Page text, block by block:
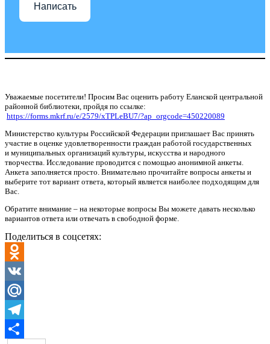
Написать
Уважаемые посетители! Просим Вас оценить работу Еланской центральной
районной библиотеки, пройдя по ссылке:
https://forms.mkrf.ru/e/2579/xTPLeBU7/?ap_orgcode=450220089
Министерство культуры Российской Федерации приглашает Вас принять
участие в оценке удовлетворенности граждан работой государственных
и муниципальных организаций культуры, искусства и народного
творчества. Исследование проводится с помощью анонимной анкеты.
Анкета заполняется просто. Внимательно прочитайте вопросы анкеты и
выберите тот вариант ответа, который является наиболее подходящим для
Вас.
Обратите внимание – на некоторые вопросы Вы можете давать несколько
вариантов ответа или отвечать в свободной форме.
Поделиться в соцсетях:
Odnoklassniki
VK
Mail.Ru
Telegram